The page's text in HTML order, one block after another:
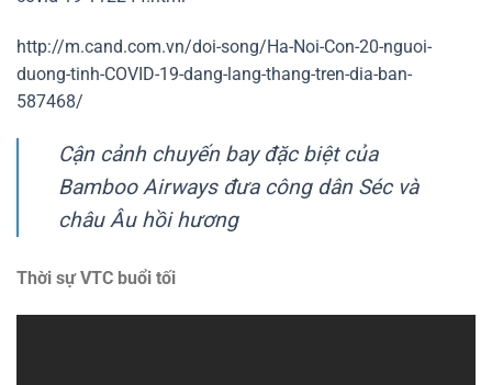
http://m.cand.com.vn/doi-song/Ha-Noi-Con-20-nguoi-
duong-tinh-COVID-19-dang-lang-thang-tren-dia-ban-
587468/
Cận cảnh chuyến bay đặc biệt của
Bamboo Airways đưa công dân Séc và
châu Âu hồi hương
Thời sự VTC buổi tối